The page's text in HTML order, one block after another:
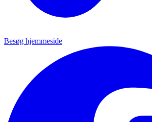
Besøg hjemmeside